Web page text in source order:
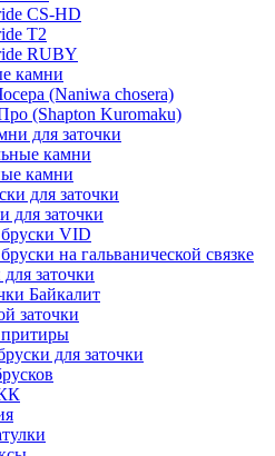
CS-HD
T2
RUBY
камни
(Naniwa chosera)
(Shapton Kuromaku)
для заточки
камни
камни
для заточки
для заточки
VID
на гальванической связке
заточки
Байкалит
заточки
для заточки